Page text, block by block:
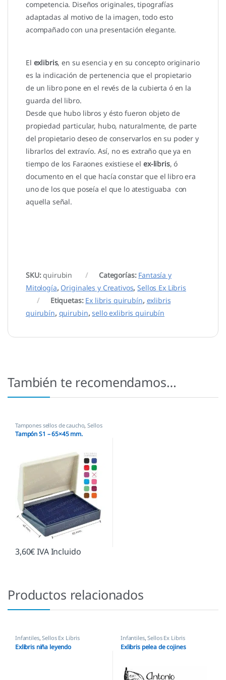
competencia. Diseños originales, tipografías
adaptadas al motivo de la imagen, todo esto
acompañado con una presentación elegante.
El exlibris, en su esencia y en su concepto originario
es la indicación de pertenencia que el propietario
de un libro pone en el revés de la cubierta ó en la
guarda del libro.
Desde que hubo libros y ésto fueron objeto de
propiedad particular, hubo, naturalmente, de parte
del propietario deseo de conservarlos en su poder y
librarlos del extravío. Así, no es extraño que ya en
tiempo de los Faraones existiese el ex-libris, ó
documento en el que hacía constar que el libro era
uno de los que poseía el que lo atestiguaba con
aquella señal.
SKU:quirubin Categorías: Fantasía y
Mitología, Originales y Creativos,Sellos Ex Libris
Etiquetas: Ex libris quirubín, exlibris
quirubín, quirubin,sello exlibris quirubín
También te recomendamos…
Tampones sellos de caucho,Sellos
empresas
Tampón S1 – 65×45 mm.
3,60€IVA Incluido
Productos relacionados
Infantiles,Sellos Ex Libris
Exlibris niña leyendo
Infantiles,Sellos Ex Libris
Exlibris pelea de cojines